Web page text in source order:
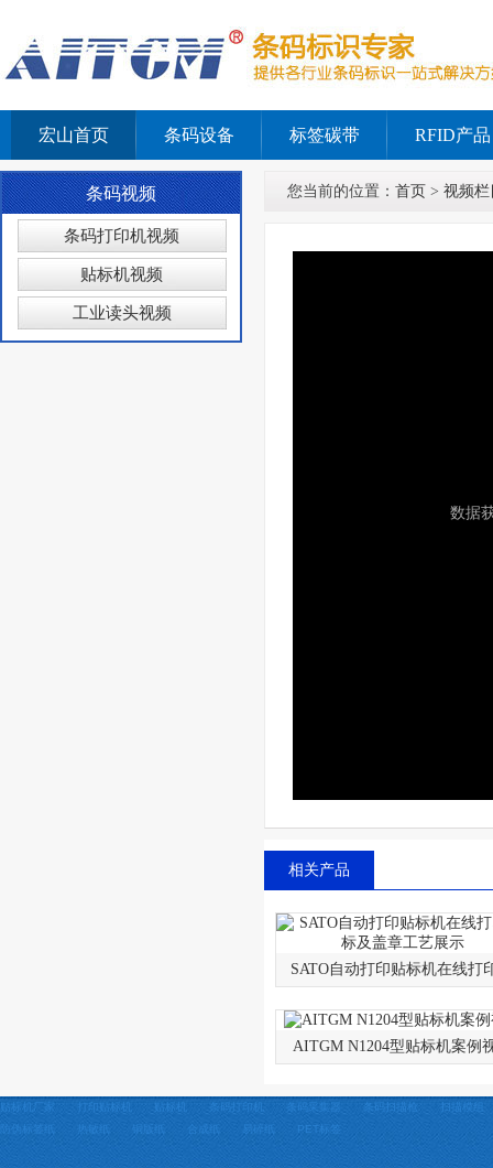
宏山首页 条码设备 标签碳带 RFID产品
条码视频
条码打印机视频
贴标机视频
工业读头视频
您当前的位置： 首页 > 视频栏
相关产品
SATO自动打印贴标机在线打
AITGM N1204型贴标机案例
贴标机厂家 打印贴标机 贴标机 条码打印机 条码扫描枪
扫描模组
防伪标签纸
热敏纸 合成纸 PET标签